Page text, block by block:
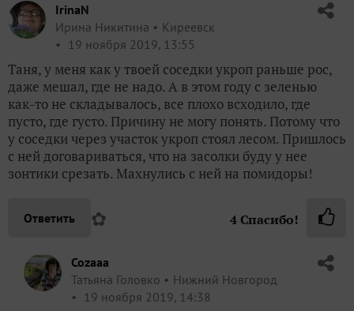
IrinaN
Ирина Никитина
Киреевск
19 ноября 2019, 13:55
Таня, у меня как у твоей соседки укроп раньше рос,
даже мешал, где не надо. А в этом году с зеленью
как-то не складывалось, все плохо всходило, где
пусто, где густо. Причину не могу понять. Потому что
у соседки через участок укроп стоял лесом. Пришлось
с ней договариваться, что на засолки буду у нее
зонтики срезать. Махнулись с ней на помидоры!
Ответить ✿ 4Спасибо!
Cozaaa
Татьяна Головко
Нижний Новгород
19 ноября 2019, 14:38